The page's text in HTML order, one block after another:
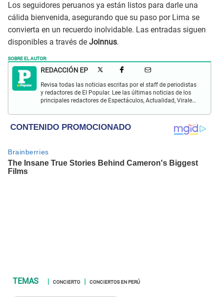
Los seguidores peruanos ya están listos para darle una
cálida bienvenida, asegurando que su paso por Lima se
convierta en un recuerdo inolvidable. Las entradas siguen
disponibles a través de Joinnus.
SOBRE EL AUTOR:
REDACCIÓN EP
Revisa todas las noticias escritas por el staff de periodistas
y redactores de El Popular. Lee las últimas noticias de los
principales redactores de Espectáculos, Actualidad, Virales,
CONCIERTO CONCIERTOS EN PERÚ